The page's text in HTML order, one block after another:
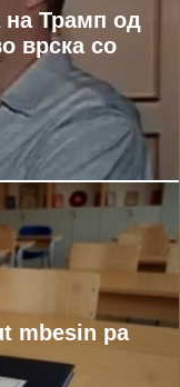
на Трамп од
врска со
mbesin pa